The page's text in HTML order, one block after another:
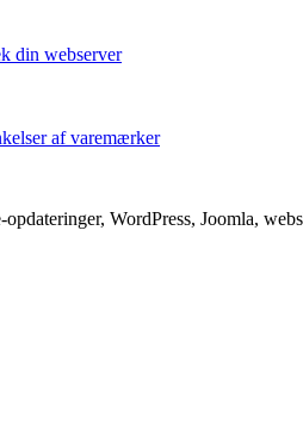
din webserver
af varemærker
WordPress, Joomla,